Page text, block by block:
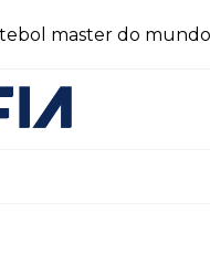
master do